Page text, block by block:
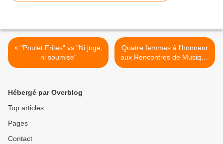
< "Poulet Frites" vs "Ni juge,
ni soumise"
Quatre femmes à l'honneur
aux Rencontres de Musique
de Mirecourt >
Hébergé par Overblog
Top articles
Pages
Contact